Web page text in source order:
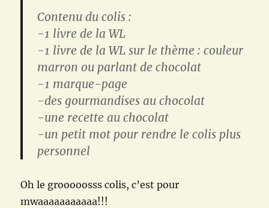
Contenu du colis :
-1 livre de la WL
-1 livre de la WL sur le thème : couleur
marron ou parlant de chocolat
-1 marque-page
-des gourmandises au chocolat
-une recette au chocolat
-un petit mot pour rendre le colis plus
personnel
Oh le grooooosss colis, c’est pour
mwaaaaaaaaaaa!!!